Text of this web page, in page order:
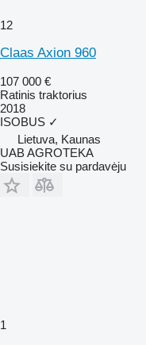
12
Claas Axion 960
107 000 €
Ratinis traktorius
2018
ISOBUS ✓
Lietuva, Kaunas
UAB AGROTEKA
Susisiekite su pardavėju
1